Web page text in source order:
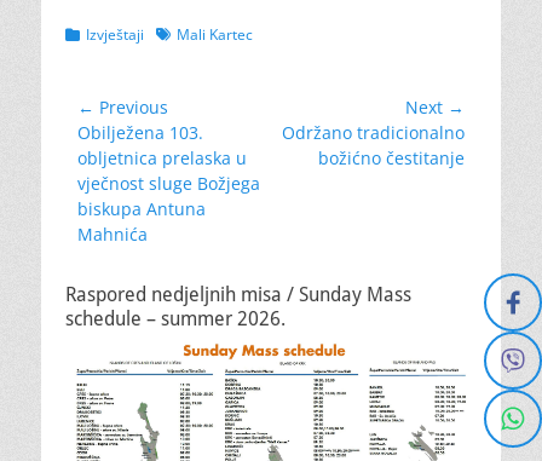
Categories
Izvještaji TagsMali Kartec
Navigacija
objava
← Previous
Previous
post:
Obilježena 103.
obljetnica prelaska u
vječnost sluge Božjega
biskupa Antuna
Mahnića
Next →
Next
Održano tradicionalno
božićno čestitanje
Raspored nedjeljnih misa / Sunday Mass
schedule – summer 2026.